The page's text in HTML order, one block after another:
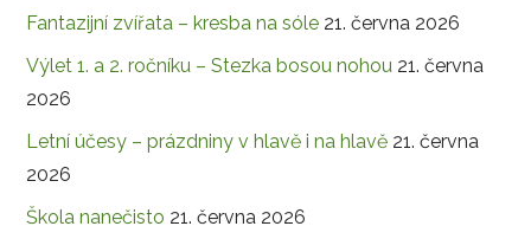
Fantazijní zvířata – kresba na sóle 21. června 2026
Výlet 1. a 2. ročníku – Stezka bosou nohou 21. června
2026
Letní účesy – prázdniny v hlavě i na hlavě 21. června
2026
Škola nanečisto 21. června 2026